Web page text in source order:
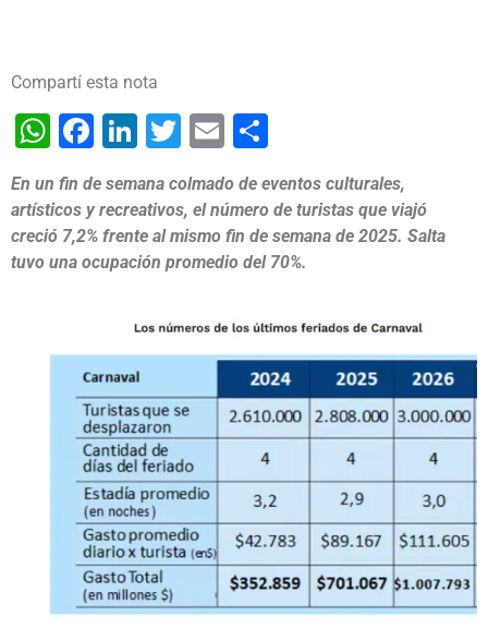
Compartí esta nota
WhatsApp
Facebook
LinkedIn
Twitter
Email
En un fin de semana colmado de eventos culturales,
artísticos y recreativos, el número de turistas que viajó
creció 7,2% frente al mismo fin de semana de 2025. Salta
tuvo una ocupación promedio del 70%.